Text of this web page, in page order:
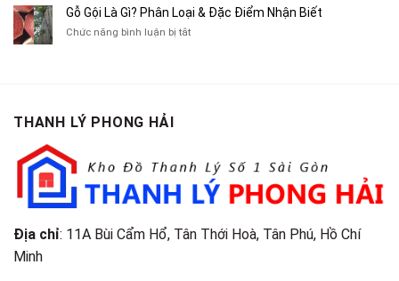
Cũ
TP.HCM
Tạp
Chí
Bán
Áo
Chít
Là
Gỗ Gội Là Gì? Phân Loại & Đặc Điểm Nhận Biết
Chức năng bình luận bị tắtở
Điểm
Nhận
Biết
THANH LÝ PHONG HẢI
Địa chỉ: 11A Bùi Cẩm Hổ, Tân Thới Hoà, Tân Phú, Hồ Chí
Minh